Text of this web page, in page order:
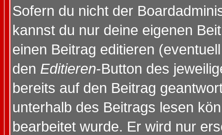
Sofern du nicht der
kannst du nur deine eigenen
einen Beitrag editieren
den Editieren-Button des
bereits auf den Beitrag
unterhalb des Beitrags lesen
bearbeitet wurde. Er wird nur